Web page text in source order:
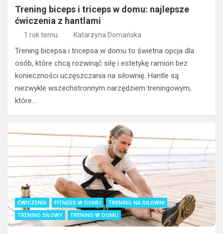
Trening biceps i triceps w domu: najlepsze
ćwiczenia z hantlami
1 rok temu Katarzyna Domańska
Trening bicepsa i tricepsa w domu to świetna opcja dla
osób, które chcą rozwinąć siłę i estetykę ramion bez
konieczności uczęszczania na siłownię. Hantle są
niezwykle wszechstronnym narzędziem treningowym,
które…
ĆWICZENIA FITNESS W DOMU
TRENING NA SIŁOWNI
TRENING SIŁOWY
TRENING W DOMU